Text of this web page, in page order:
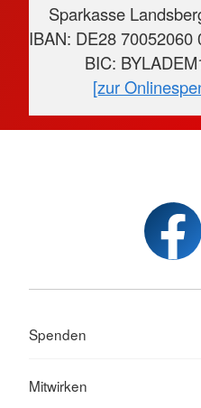
Sparkasse
IBAN: DE28 70052060
BIC:
[zur
Spenden
Mitwirken